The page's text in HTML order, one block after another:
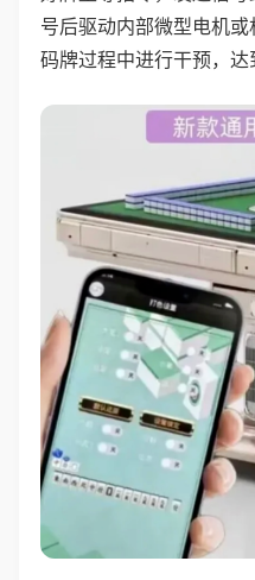
号后驱动内部微型电机或
码牌过程中进行干预，达